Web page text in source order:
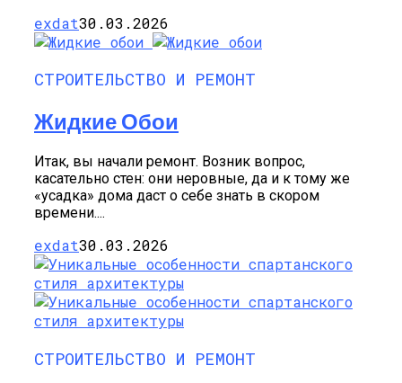
exdat30.03.2026
СТРОИТЕЛЬСТВО И РЕМОНТ
Жидкие Обои
Итак, вы начали ремонт. Возник вопрос,
касательно стен: они неровные, да и к тому же
«усадка» дома даст о себе знать в скором
времени....
exdat30.03.2026
СТРОИТЕЛЬСТВО И РЕМОНТ